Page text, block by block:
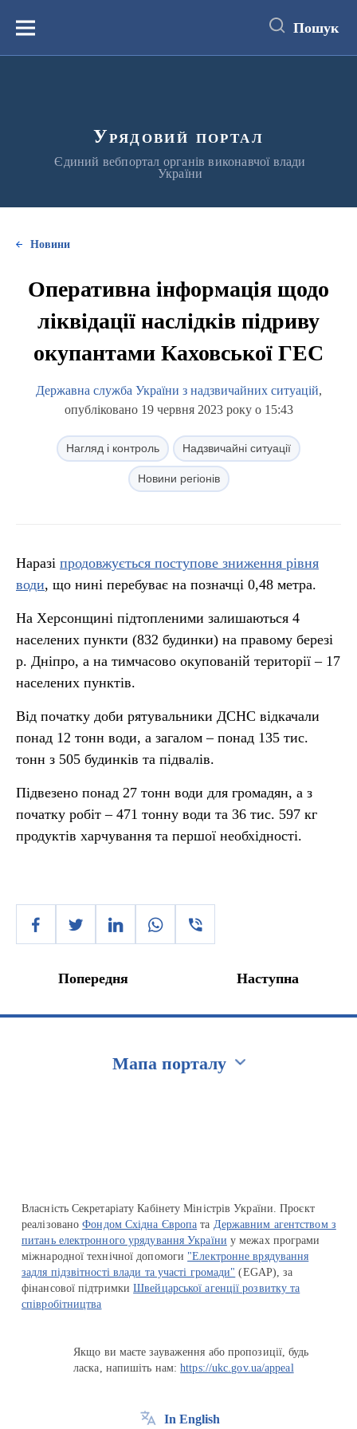
вмістуМеню Пошук
Урядовий портал
Єдиний вебпортал органів виконавчої влади
України
Новини
Оперативна інформація щодо
ліквідації наслідків підриву
окупантами Каховської ГЕС
Державна служба України з надзвичайних ситуацій,
опубліковано 19 червня 2023 року о 15:43
Нагляд і контроль Надзвичайні ситуації
Новини регіонів
Наразі продовжується поступове зниження рівня
води, що нині перебуває на позначці 0,48 метра.
На Херсонщині підтопленими залишаються 4
населених пункти (832 будинки) на правому березі
р. Дніпро, а на тимчасово окупованій території – 17
населених пунктів.
Від початку доби рятувальники ДСНС відкачали
понад 12 тонн води, а загалом – понад 135 тис.
тонн з 505 будинків та підвалів.
Підвезено понад 27 тонн води для громадян, а з
початку робіт – 471 тонну води та 36 тис. 597 кг
продуктів харчування та першої необхідності.
Попередня Наступна
Мапа порталу
Власність Секретаріату Кабінету Міністрів України. Проєкт
реалізованоФондом Східна Європа та Державним агентством з
питань електронного урядування України у межах програми
міжнародної технічної допомоги "Електронне врядування
задля підзвітності влади та участі громади" (EGAP), за
фінансової підтримкиШвейцарської агенції розвитку та
співробітництва
Якщо ви маєте зауваження або пропозиції, будь
ласка, напишіть нам:https://ukc.gov.ua/appeal
In English